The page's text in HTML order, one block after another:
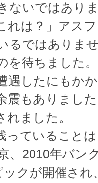
ないではあり
れは？」アス
るではありま
を待ちました。
遇したにもか
震もありまし
ました。
っていること
、2010年バン
クが開催され